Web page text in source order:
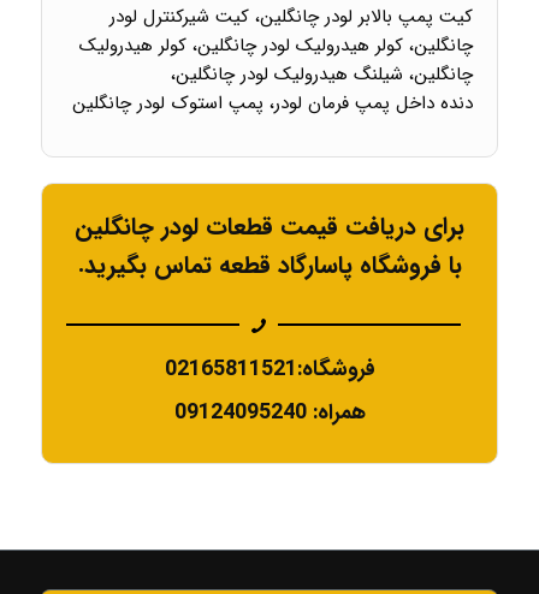
کیت پمپ بالابر لودر چانگلین، کیت شیرکنترل لودر
چانگلین، کولر هیدرولیک لودر چانگلین، کولر هیدرولیک
چانگلین، شیلنگ هیدرولیک لودر چانگلین،
دنده داخل پمپ فرمان لودر، پمپ استوک لودر چانگلین
برای دریافت قیمت قطعات لودر چانگلین
با فروشگاه پاسارگاد قطعه تماس بگیرید.
فروشگاه:02165811521
همراه: 09124095240